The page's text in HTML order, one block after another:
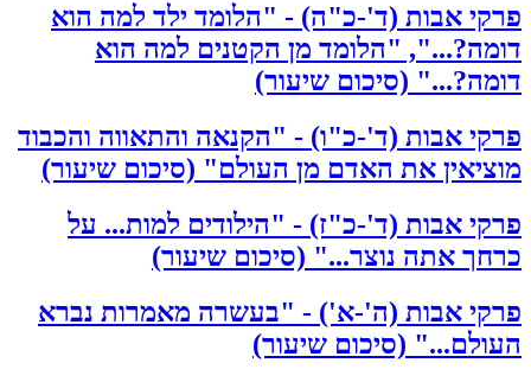
פרקי אבות (ד'-כ"ה) - "הלומד ילד למה הוא
דומה?...", "הלומד מן הקטנים למה הוא
דומה?..." (סיכום שיעור)
פרקי אבות (ד'-כ"ו) - "הקנאה והתאווה והכבוד
מוציאין את האדם מן העולם" (סיכום שיעור)
פרקי אבות (ד'-כ"ז) - "הילודים למות... על
כרחך אתה נוצר..." (סיכום שיעור)
פרקי אבות (ה'-א') - "בעשרה מאמרות נברא
העולם..." (סיכום שיעור)